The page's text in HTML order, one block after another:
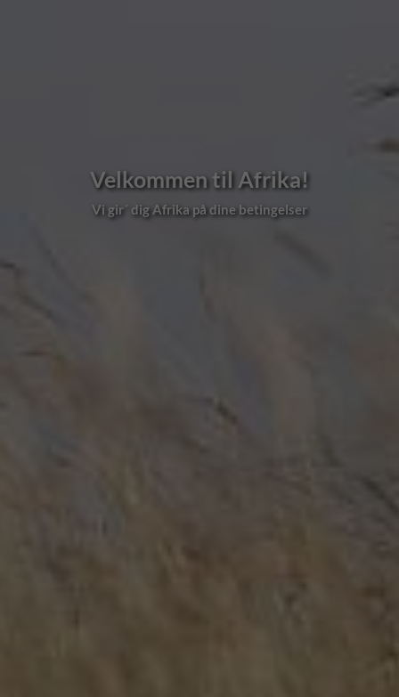
Velkommen til Afrika!
Vi gir´ dig Afrika på dine betingelser